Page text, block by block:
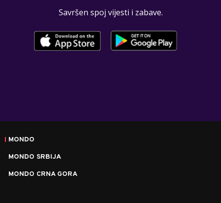
Savršen spoj vijesti i zabave.
MONDO
MONDO SRBIJA
MONDO CRNA GORA